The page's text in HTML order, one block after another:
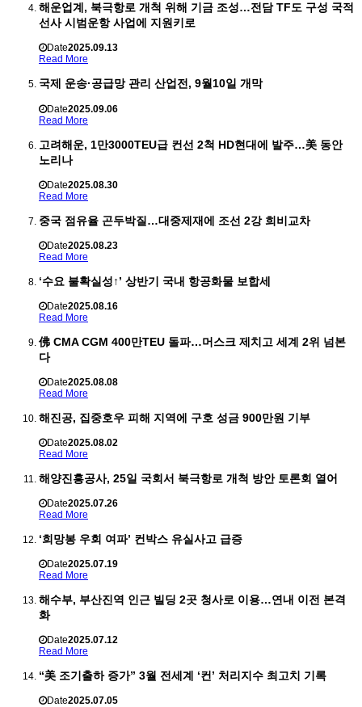
해운업계, 북극항로 개척 위해 기금 조성…전담 TF도 구성 국적
선사 시범운항 사업에 지원키로
Date2025.09.13
Read More
국제 운송·공급망 관리 산업전, 9월10일 개막
Date2025.09.06
Read More
고려해운, 1만3000TEU급 컨선 2척 HD현대에 발주…美 동안
노리나
Date2025.08.30
Read More
중국 점유율 곤두박질…대중제재에 조선 2강 희비교차
Date2025.08.23
Read More
‘수요 불확실성↑’ 상반기 국내 항공화물 보합세
Date2025.08.16
Read More
佛 CMA CGM 400만TEU 돌파…머스크 제치고 세계 2위 넘본
다
Date2025.08.08
Read More
해진공, 집중호우 피해 지역에 구호 성금 900만원 기부
Date2025.08.02
Read More
해양진흥공사, 25일 국회서 북극항로 개척 방안 토론회 열어
Date2025.07.26
Read More
‘희망봉 우회 여파’ 컨박스 유실사고 급증
Date2025.07.19
Read More
해수부, 부산진역 인근 빌딩 2곳 청사로 이용…연내 이전 본격
화
Date2025.07.12
Read More
“美 조기출하 증가” 3월 전세계 ‘컨’ 처리지수 최고치 기록
Date2025.07.05